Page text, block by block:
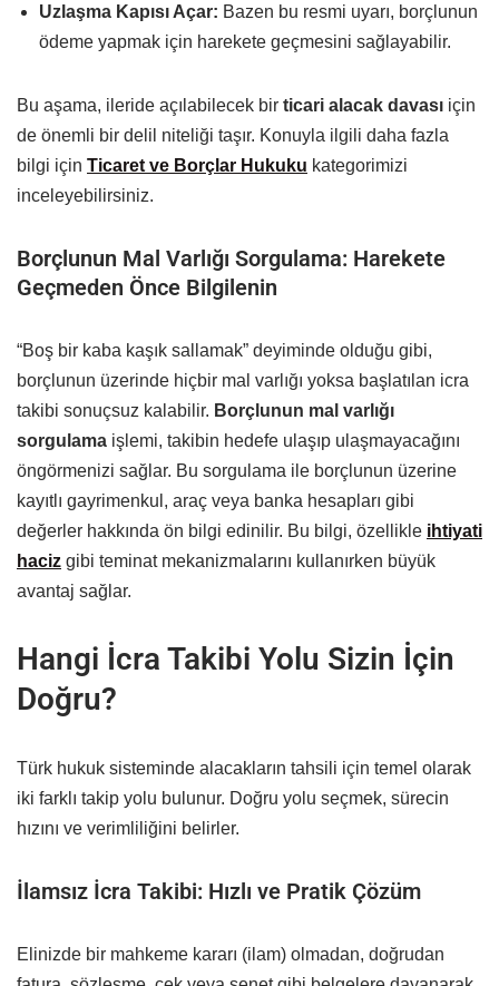
Uzlaşma Kapısı Açar: Bazen bu resmi uyarı, borçlunun
ödeme yapmak için harekete geçmesini sağlayabilir.
Bu aşama, ileride açılabilecek bir ticari alacak davası için
de önemli bir delil niteliği taşır. Konuyla ilgili daha fazla
bilgi için Ticaret ve Borçlar Hukuku kategorimizi
inceleyebilirsiniz.
Borçlunun Mal Varlığı Sorgulama: Harekete
Geçmeden Önce Bilgilenin
“Boş bir kaba kaşık sallamak” deyiminde olduğu gibi,
borçlunun üzerinde hiçbir mal varlığı yoksa başlatılan icra
takibi sonuçsuz kalabilir. Borçlunun mal varlığı
sorgulama işlemi, takibin hedefe ulaşıp ulaşmayacağını
öngörmenizi sağlar. Bu sorgulama ile borçlunun üzerine
kayıtlı gayrimenkul, araç veya banka hesapları gibi
değerler hakkında ön bilgi edinilir. Bu bilgi, özellikle ihtiyati
haciz gibi teminat mekanizmalarını kullanırken büyük
avantaj sağlar.
Hangi İcra Takibi Yolu Sizin İçin
Doğru?
Türk hukuk sisteminde alacakların tahsili için temel olarak
iki farklı takip yolu bulunur. Doğru yolu seçmek, sürecin
hızını ve verimliliğini belirler.
İlamsız İcra Takibi: Hızlı ve Pratik Çözüm
Elinizde bir mahkeme kararı (ilam) olmadan, doğrudan